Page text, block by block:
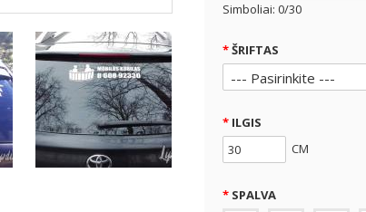
Simboliai: 0/30
ŠRIFTAS
ILGIS
CM
SPALVA